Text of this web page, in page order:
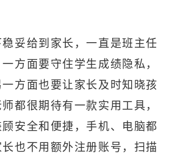
妥给到家长，一直是班主任
方面要守住学生成绩隐私，
方面也要让家长及时知晓孩
都很期待有一款实用工具，
安全和便捷，手机、电脑都
也不用额外注册账号， 扫描